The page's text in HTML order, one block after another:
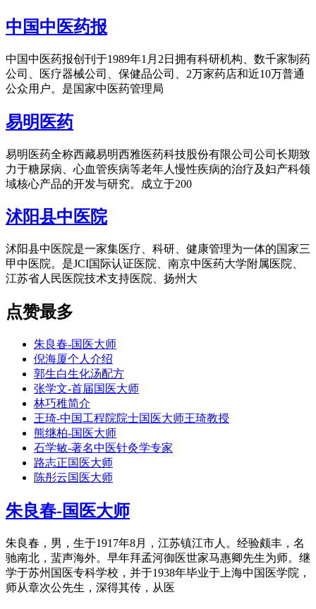
中国中医药报
中国中医药报创刊于1989年1月2日拥有科研机构、数千家制药
公司、医疗器械公司、保健品公司、2万家药店和近10万普通
公众用户。是国家中医药管理局
易明医药
易明医药全称西藏易明西雅医药科技股份有限公司公司长期致
力于糖尿病、心血管疾病等老年人慢性疾病的治疗及妇产科领
域核心产品的开发与研究。成立于200
沭阳县中医院
沭阳县中医院是一家集医疗、科研、健康管理为一体的国家三
甲中医院。是JCI国际认证医院、南京中医药大学附属医院、
江苏省人民医院技术支持医院、扬州大
点赞最多
朱良春-国医大师
倪海厦个人介绍
郭生白生化汤配方
张学文-首届国医大师
林巧稚简介
王琦-中国工程院院士国医大师王琦教授
熊继柏-国医大师
石学敏-著名中医针灸学专家
路志正国医大师
陈彤云国医大师
朱良春-国医大师
朱良春，男，生于1917年8月，江苏镇江市人。经验颇丰，名
驰南北，蜚声海外。早年拜孟河御医世家马惠卿先生为师。继
学于苏州国医专科学校，并于1938年毕业于上海中国医学院，
师从章次公先生，深得其传，从医